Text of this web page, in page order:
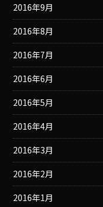
2016年9月
2016年8月
2016年7月
2016年6月
2016年5月
2016年4月
2016年3月
2016年2月
2016年1月